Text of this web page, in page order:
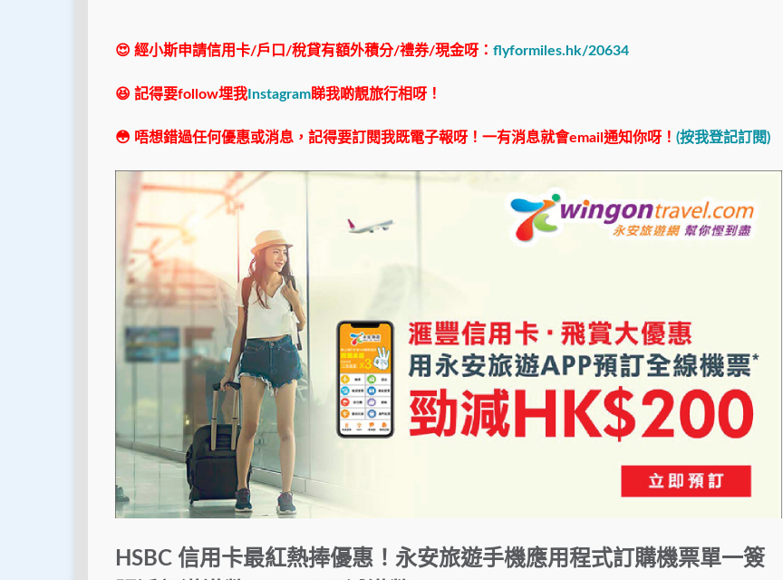
😍 經小斯申請信用卡/戶口/稅貸有額外積分/禮券/現金呀： flyformiles.hk/20634
😆 記得要follow埋我 Instagram睇我啲靚旅行相呀！
😳 唔想錯過任何優惠或消息，記得要訂閱我既電子報呀！一有消息就會email通知你呀！ (按我登記訂閱)
HSBC 信用卡最紅熱捧優惠！永安旅遊手機應用程式訂購機票單一簽